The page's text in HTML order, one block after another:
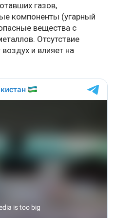
газов,
компоненты (угарный
вещества с
Отсутствие
и влияет на